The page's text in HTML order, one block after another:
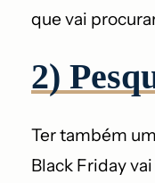
que vai
2)
Ter também
Black Friday